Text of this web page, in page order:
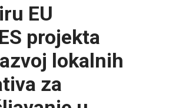
EU
projekta
lokalnih
za